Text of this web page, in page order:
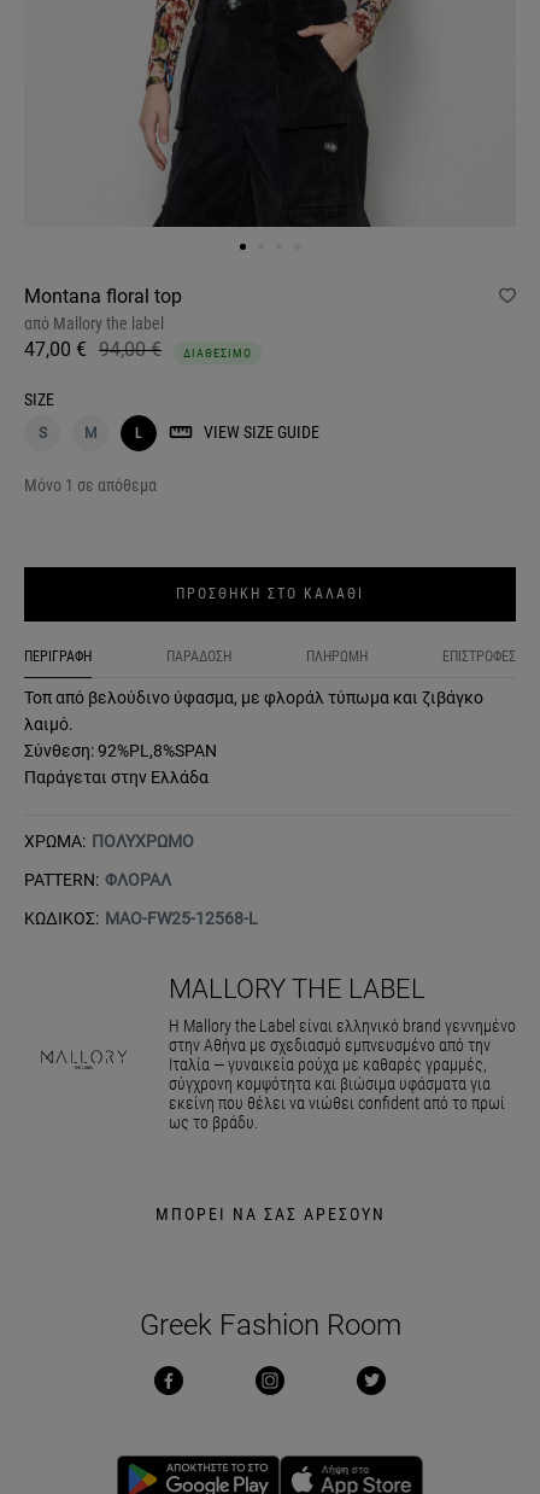
Montana floral top
από Mallory the label
47,00 € 94,00 € ΔΙΑΘΕΣΙΜΟ
SIZE
S M L VIEW SIZE GUIDE
Μόνο 1 σε απόθεμα
ΠΡΟΣΘΗΚΗ ΣΤΟ ΚΑΛΑΘΙ
ΠΕΡΙΓΡΑΦΗ ΠΑΡΑΔΟΣΗ ΠΛΗΡΩΜΗ ΕΠΙΣΤΡΟΦΕΣ
Τοπ από βελούδινο ύφασμα, με φλοράλ τύπωμα και ζιβάγκο
λαιμό.
Σύνθεση: 92%PL,8%SPAN
Παράγεται στην Ελλάδα
ΧΡΩΜΑ: ΠΟΛΥΧΡΩΜΟ
PATTERN: ΦΛΟΡΑΛ
ΚΩΔΙΚΟΣ: MAO-FW25-12568-L
MALLORY THE LABEL
Η Mallory the Label είναι ελληνικό brand γεννημένο
στην Αθήνα με σχεδιασμό εμπνευσμένο από την
Ιταλία — γυναικεία ρούχα με καθαρές γραμμές,
σύγχρονη κομψότητα και βιώσιμα υφάσματα για
εκείνη που θέλει να νιώθει confident από το πρωί
ως το βράδυ.
ΜΠΟΡΕΙ ΝΑ ΣΑΣ ΑΡΕΣΟΥΝ
Greek Fashion Room